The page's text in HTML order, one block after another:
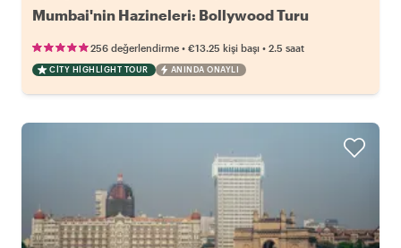
Mumbai'nin Hazineleri: Bollywood Turu
256 değerlendirme • €13.25 kişi başı • 2.5 saat
CITY HIGHLIGHT TOUR ANINDA ONAYLI